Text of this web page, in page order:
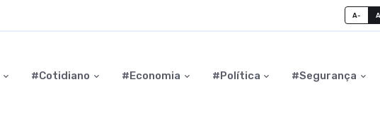
A- A
#Cotidiano #Economia #Política #Segurança